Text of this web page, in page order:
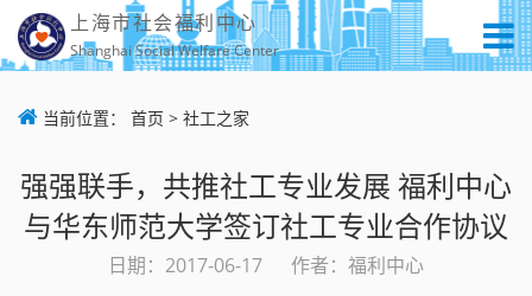
上海市社会福利中心
Shanghai Social Welfare Center
当前位置： 首页 > 社工之家
强强联手，共推社工专业发展 福利中心
与华东师范大学签订社工专业合作协议
日期：2017-06-17 作者：福利中心